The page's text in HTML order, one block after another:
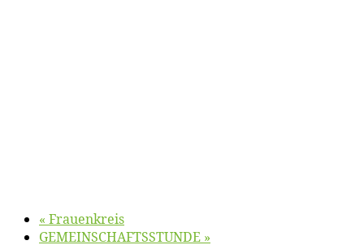
« Frau­en­kreis
GEMEINSCHAFTSSTUNDE »